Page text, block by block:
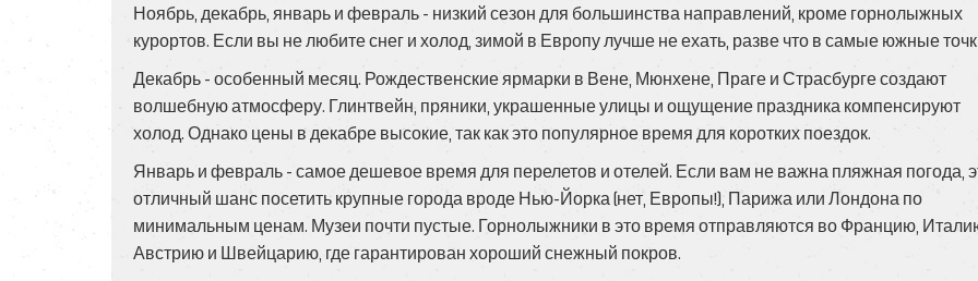
Ноябрь, декабрь, январь и февраль - низкий сезон для большинства направлений, кроме горнолыжных
курортов. Если вы не любите снег и холод, зимой в Европу лучше не ехать, разве что в самые южные
Декабрь - особенный месяц. Рождественские ярмарки в Вене, Мюнхене, Праге и Страсбурге создают
волшебную атмосферу. Глинтвейн, пряники, украшенные улицы и ощущение праздника компенсируют
холод. Однако цены в декабре высокие, так как это популярное время для коротких поездок.
Январь и февраль - самое дешевое время для перелетов и отелей. Если вам не важна пляжная погода,
отличный шанс посетить крупные города вроде Нью-Йорка (нет, Европы!), Парижа или Лондона по
минимальным ценам. Музеи почти пустые. Горнолыжники в это время отправляются во Францию,
Австрию и Швейцарию, где гарантирован хороший снежный покров.